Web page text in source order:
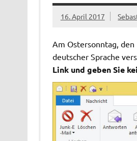
16. April 2017
Am Ostersonntag,
deutscher Sprache
Link und geben Sie